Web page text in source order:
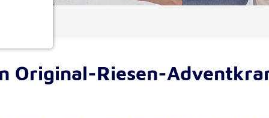
Original-Riesen-